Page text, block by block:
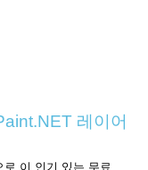
레이어
로 이 인기 있는 무료